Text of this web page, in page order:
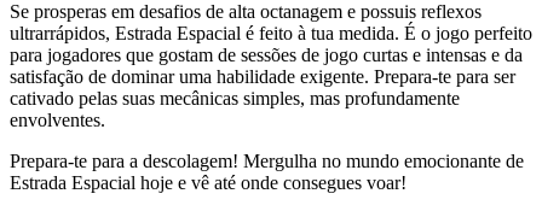
Se prosperas em desafios de alta octanagem e possuis reflexos
ultrarrápidos, Estrada Espacial é feito à tua medida. É o jogo perfeito
para jogadores que gostam de sessões de jogo curtas e intensas e da
satisfação de dominar uma habilidade exigente. Prepara-te para ser
cativado pelas suas mecânicas simples, mas profundamente
envolventes.
Prepara-te para a descolagem! Mergulha no mundo emocionante de
Estrada Espacial hoje e vê até onde consegues voar!